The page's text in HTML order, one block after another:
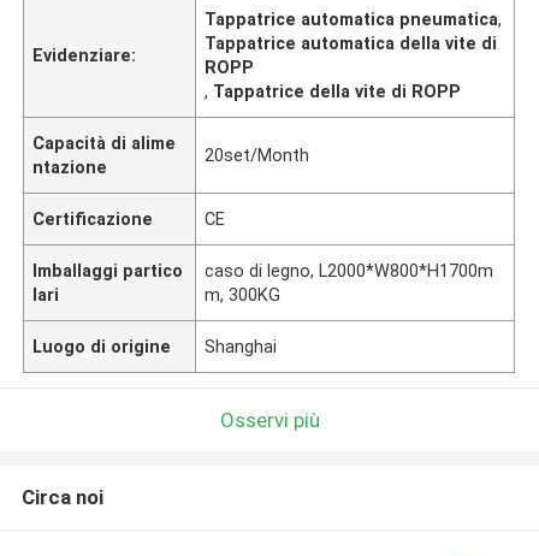
Evidenziare:
Tappatrice automatica pneumatica,
Tappatrice automatica della vite di
ROPP
, Tappatrice della vite di ROPP
Capacità di alime
ntazione
20set/Month
Certificazione CE
Imballaggi partico
lari
caso di legno, L2000*W800*H1700m
m, 300KG
Luogo di origine Shanghai
Osservi più
Circa noi